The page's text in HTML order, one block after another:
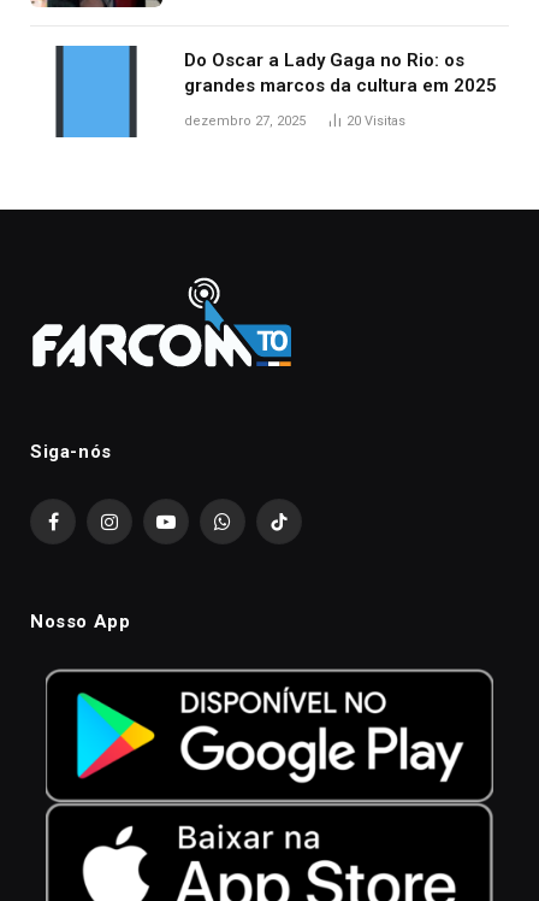
Do Oscar a Lady Gaga no Rio: os
grandes marcos da cultura em 2025
dezembro 27, 2025 20 Visitas
Siga-nós
FacebookInstagramYouTubeWhatsAppTikTok
Nosso App